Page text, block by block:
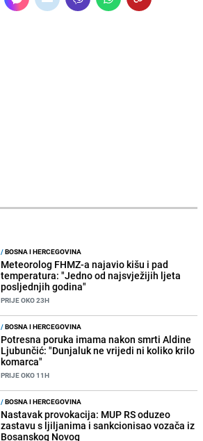
/BOSNA I HERCEGOVINA
Meteorolog FHMZ-a najavio kišu i pad
temperatura: "Jedno od najsvježijih ljeta
posljednjih godina"
PRIJE OKO 23H
/BOSNA I HERCEGOVINA
Potresna poruka imama nakon smrti Aldine
Ljubunčić: "Dunjaluk ne vrijedi ni koliko krilo
komarca"
PRIJE OKO 11H
/BOSNA I HERCEGOVINA
Nastavak provokacija: MUP RS oduzeo
zastavu s ljiljanima i sankcionisao vozača iz
Bosanskog Novog